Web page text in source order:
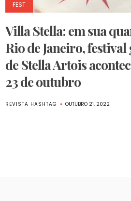
FEST
Villa Stella: em sua
Rio de Janeiro,
de Stella Artois
23 de outubro
REVISTA HASHTAG OUTUBRO 21, 2022